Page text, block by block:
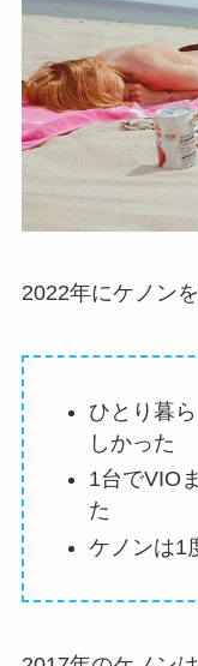
2022年にケノン
ひとり暮
しかった
1台でVIO
た
ケノンは1